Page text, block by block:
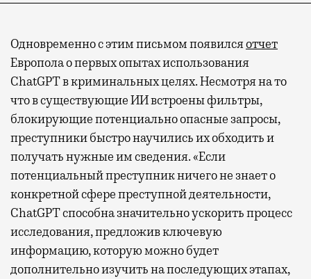
Одновременно с этим письмом появилсяотчет
Европола о первых опытах использования
ChatGPT в криминальных целях. Несмотря на то
что в существующие ИИ встроены фильтры,
блокирующие потенциально опасные запросы,
преступники быстро научились их обходить и
получать нужные им сведения. «Если
потенциальный преступник ничего не знает о
конкретной сфере преступной деятельности,
ChatGPT способна значительно ускорить процесс
исследования, предложив ключевую
информацию, которую можно будет
дополнительно изучить на последующих этапах,